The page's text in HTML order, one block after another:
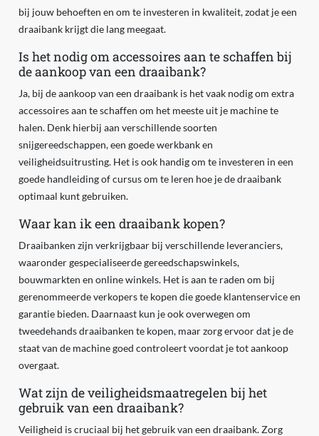
bij jouw behoeften en om te investeren in kwaliteit, zodat je een
draaibank krijgt die lang meegaat.
Is het nodig om accessoires aan te schaffen bij
de aankoop van een draaibank?
Ja, bij de aankoop van een draaibank is het vaak nodig om extra
accessoires aan te schaffen om het meeste uit je machine te
halen. Denk hierbij aan verschillende soorten
snijgereedschappen, een goede werkbank en
veiligheidsuitrusting. Het is ook handig om te investeren in een
goede handleiding of cursus om te leren hoe je de draaibank
optimaal kunt gebruiken.
Waar kan ik een draaibank kopen?
Draaibanken zijn verkrijgbaar bij verschillende leveranciers,
waaronder gespecialiseerde gereedschapswinkels,
bouwmarkten en online winkels. Het is aan te raden om bij
gerenommeerde verkopers te kopen die goede klantenservice en
garantie bieden. Daarnaast kun je ook overwegen om
tweedehands draaibanken te kopen, maar zorg ervoor dat je de
staat van de machine goed controleert voordat je tot aankoop
overgaat.
Wat zijn de veiligheidsmaatregelen bij het
gebruik van een draaibank?
Veiligheid is cruciaal bij het gebruik van een draaibank. Zorg